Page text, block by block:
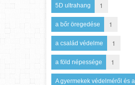
5D ultrahang 1
a bőr öregedése 1
a család védelme 1
a föld népessége 1
A gyermekek védelméről és a